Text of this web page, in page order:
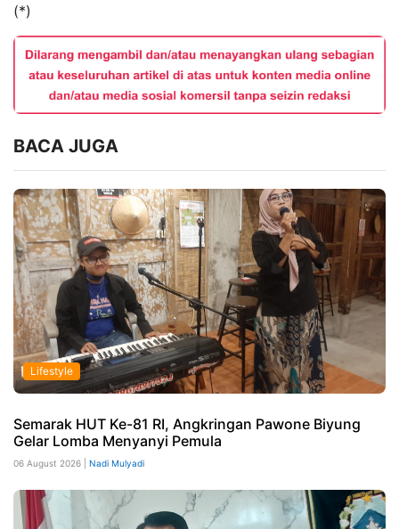
(*)
BACA JUGA
Lifestyle
Semarak HUT Ke-81 RI, Angkringan Pawone Biyung
Gelar Lomba Menyanyi Pemula
06 August 2026 | Nadi Mulyadi